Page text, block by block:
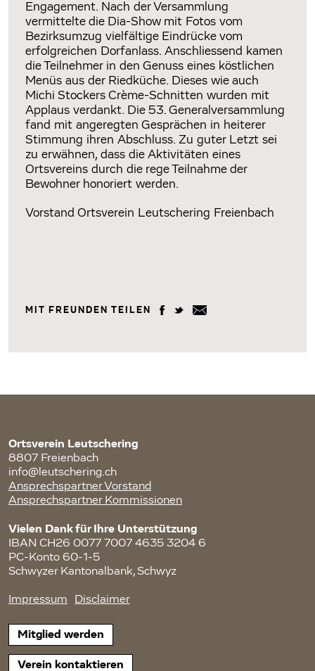
Engagement. Nach der Versammlung
vermittelte die Dia-Show mit Fotos vom
Bezirksumzug vielfältige Eindrücke vom
erfolgreichen Dorfanlass. Anschliessend kamen
die Teilnehmer in den Genuss eines köstlichen
Menüs aus der Riedküche. Dieses wie auch
Michi Stockers Crème-Schnitten wurden mit
Applaus verdankt. Die 53. Generalversammlung
fand mit angeregten Gesprächen in heiterer
Stimmung ihren Abschluss. Zu guter Letzt sei
zu erwähnen, dass die Aktivitäten eines
Ortsvereins durch die rege Teilnahme der
Bewohner honoriert werden.
Vorstand Ortsverein Leutschering Freienbach
MIT FREUNDEN TEILEN
Ortsverein Leutschering
8807 Freienbach
info@leutschering.ch
Ansprechspartner Vorstand
Ansprechspartner Kommissionen
Vielen Dank für Ihre Unterstützung
IBAN CH26 0077 7007 4635 3204 6
PC-Konto 60-1-5
Schwyzer Kantonalbank, Schwyz
Impressum Disclaimer
Mitglied werden
Verein kontaktieren